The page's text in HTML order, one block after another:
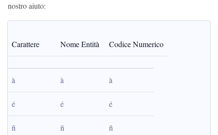
nostro aiuto:
Carattere Nome Entità Codice Numerico
à à à
é é é
ñ ñ ñ